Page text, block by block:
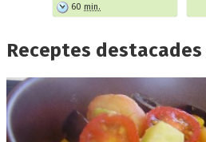
60 min.
Receptes